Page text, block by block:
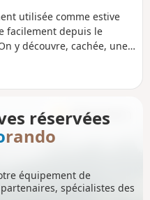
utilisée comme estive
facilement depuis le
y découvre, cachée, une
. Un régal pour
réservées
rando
équipement de
spécialistes des